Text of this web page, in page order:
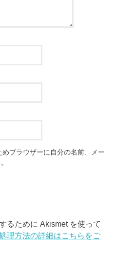
ブラウザーに自分の名前、メー
るために Akismet を使って
理方法の詳細はこちらをご